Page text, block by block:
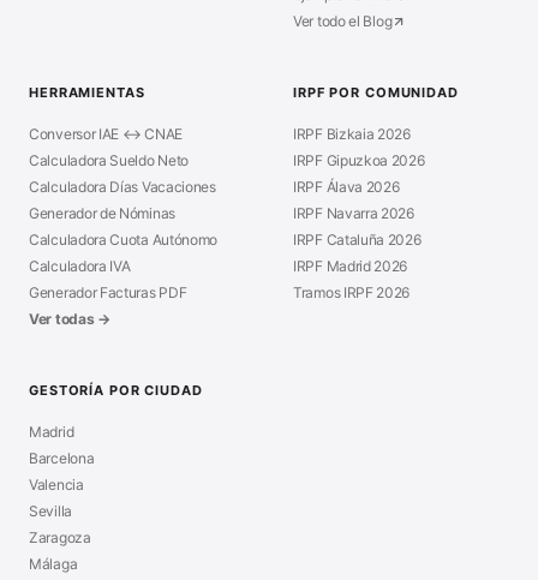
Ver todo el Blog
HERRAMIENTAS
Conversor IAE ↔ CNAE
Calculadora Sueldo Neto
Calculadora Días Vacaciones
Generador de Nóminas
Calculadora Cuota Autónomo
Calculadora IVA
Generador Facturas PDF
Ver todas →
IRPF POR COMUNIDAD
IRPF Bizkaia 2026
IRPF Gipuzkoa 2026
IRPF Álava 2026
IRPF Navarra 2026
IRPF Cataluña 2026
IRPF Madrid 2026
Tramos IRPF 2026
GESTORÍA POR CIUDAD
Madrid
Barcelona
Valencia
Sevilla
Zaragoza
Málaga